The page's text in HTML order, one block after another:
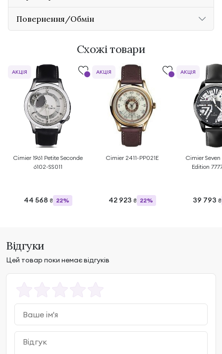
Повернення/Обмін
Схожі товари
Cimier 1961 Petite Seconde
6102-SS011
44 568 ₴ 22%
АКЦІЯ
Cimier 2411-PP021E
42 923 ₴ 22%
АКЦІЯ
Cimier
Edition
39 793 ₴
АКЦІЯ
Відгуки
Цей товар поки немає відгуків